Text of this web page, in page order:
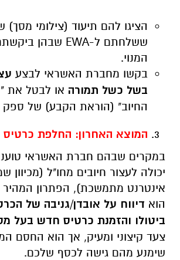
הציגו להם תיעוד (צילומי מסך)
ששלחתם ל-EWA שבהן
המנוי.
בקשו מחברת האשראי לבצע
בשל כשל תמורה או לבטל את
החיוב" (הוראת הקבע) של ספק
המוצא האחרון: החלפת כרטיס
במקרים שבהם חברת האשראי
יכולה לעצור חיובים מחו"ל
אינטרנט מתמשכת), הפתרון המהיר
הוא דיווח על אובדן/גניבה של
ביטולו והזמנת כרטיס חדש בעל
צעד קיצוני ומעיק, אך הוא החסם
שימנע מהם גישה לכסף שלכם.